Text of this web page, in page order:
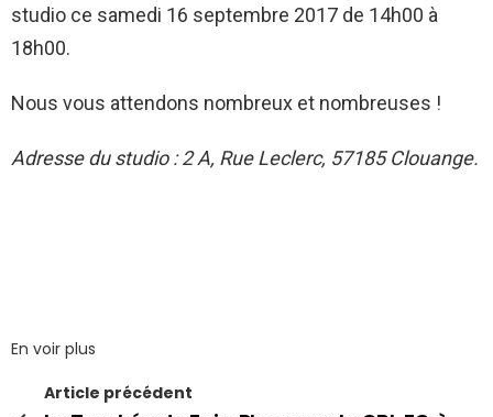
studio ce samedi 16 septembre 2017 de 14h00 à
18h00.
Nous vous attendons nombreux et nombreuses !
Adresse du studio :2 A, Rue Leclerc, 57185 Clouange.
En voir plus
Article précédent